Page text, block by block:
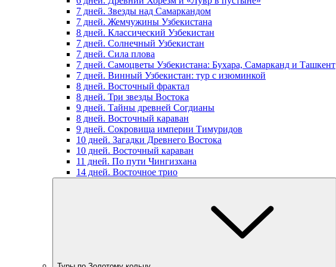
7 дней. Звезды над Самаркандом
7 дней. Жемчужины Узбекистана
8 дней. Классический Узбекистан
7 дней. Солнечный Узбекистан
7 дней. Сила плова
7 дней. Самоцветы Узбекистана: Бухара, Самарканд и Ташкент
7 дней. Винный Узбекистан: тур с изюминкой
8 дней. Восточный фрактал
8 дней. Три звезды Востока
9 дней. Тайны древней Согдианы
8 дней. Восточный караван
9 дней. Сокровища империи Тимуридов
10 дней. Загадки Древнего Востока
10 дней. Восточный караван
11 дней. По пути Чингизхана
14 дней. Восточное трио